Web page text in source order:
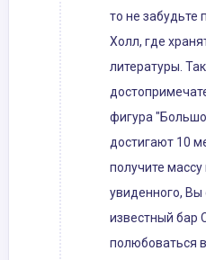
то не забудьте
Холл, где
литературы.
фигура
достигают 10
получите
увиденного, Вы
известный бар
полюбоваться